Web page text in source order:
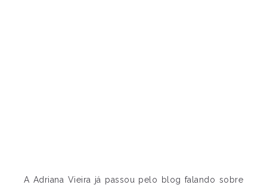
A Adriana Vieira já passou pelo blog falando sobre